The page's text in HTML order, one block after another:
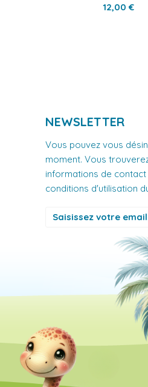
12,00 €
NEWSLETTER
Vous pouvez vous
moment. Vous
informations de contact
conditions d'utilisation